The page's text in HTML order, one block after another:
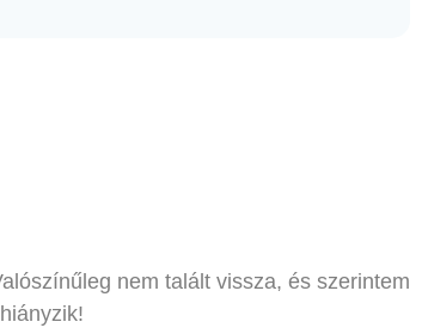
nem talált vissza, és szerintem